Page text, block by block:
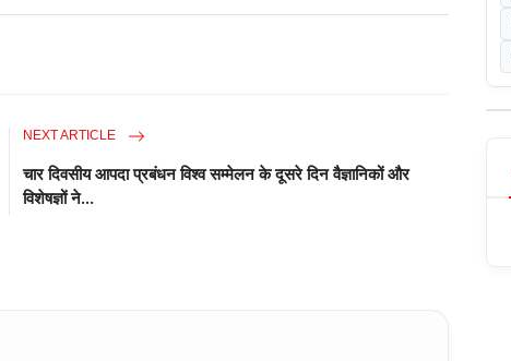
NEXT ARTICLE
चार दिवसीय आपदा प्रबंधन विश्व सम्मेलन के दूसरे दिन वैज्ञानिकों और
विशेषज्ञों ने...